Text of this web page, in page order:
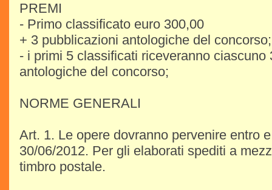
PREMI
- Primo classificato euro 300,00
+ 3 pubblicazioni antologiche del concorso;
- i primi 5 classificati riceveranno ciascuno
antologiche del concorso;
NORME GENERALI
Art. 1. Le opere dovranno pervenire entro
30/06/2012. Per gli elaborati spediti a
timbro postale.